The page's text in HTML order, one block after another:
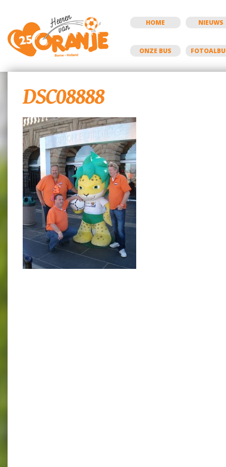
HOME NIEUWS
ONZE BUS
DSC08888